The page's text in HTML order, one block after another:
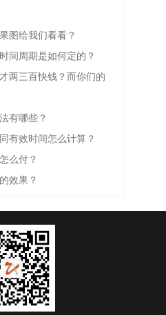
图给我们看看？
间周期是如何定的？
两三百快钱？而你们的
有哪些？
有效时间怎么计算？
么付？
效果？